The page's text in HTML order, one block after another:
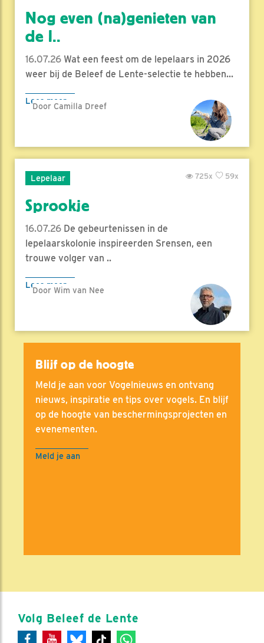
Nog even (na)genieten van
de l..
16.07.26 Wat een feest om de lepelaars in 2026
weer bij de Beleef de Lente-selectie te hebben...
Lees meer
Door Camilla Dreef
Lepelaar 59x
725x
Sprookje
16.07.26 De gebeurtenissen in de
lepelaarskolonie inspireerden Srensen, een
trouwe volger van ..
Lees meer
Door Wim van Nee
Blijf op de hoogte
Meld je aan voor Vogelnieuws en ontvang
nieuws, inspiratie en tips over vogels. En blijf
op de hoogte van beschermingsprojecten en
evenementen.
Meld je aan
Volg Beleef de Lente